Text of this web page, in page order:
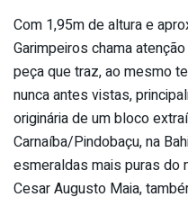
Com 1,95m de altura e
Garimpeiros chama
peça que traz, ao mesmo
nunca antes vistas,
originária de um bloco
Carnaíba/Pindobaçu, na
esmeraldas mais puras do
Cesar Augusto Maia,